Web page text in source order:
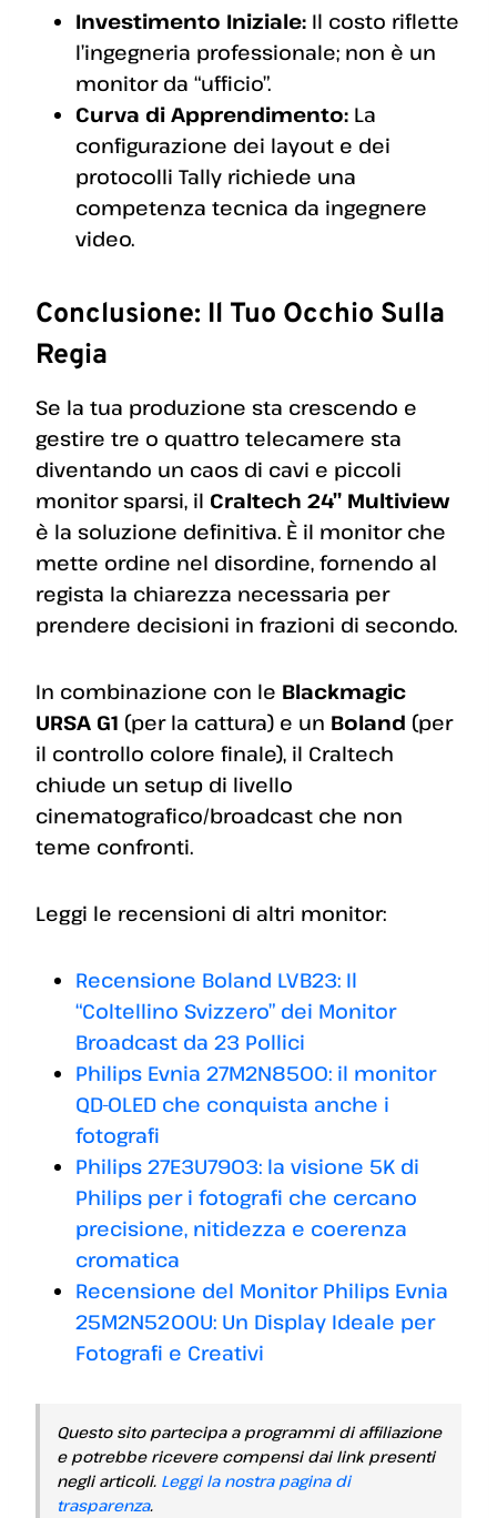
Investimento Iniziale: Il costo riflette
l’ingegneria professionale; non è un
monitor da “ufficio”.
Curva di Apprendimento: La
configurazione dei layout e dei
protocolli Tally richiede una
competenza tecnica da ingegnere
video.
Conclusione: Il Tuo Occhio Sulla
Regia
Se la tua produzione sta crescendo e
gestire tre o quattro telecamere sta
diventando un caos di cavi e piccoli
monitor sparsi, il Craltech 24” Multiview
è la soluzione definitiva. È il monitor che
mette ordine nel disordine, fornendo al
regista la chiarezza necessaria per
prendere decisioni in frazioni di secondo.
In combinazione con le Blackmagic
URSA G1 (per la cattura) e un Boland (per
il controllo colore finale), il Craltech
chiude un setup di livello
cinematografico/broadcast che non
teme confronti.
Leggi le recensioni di altri monitor:
Recensione Boland LVB23: Il
“Coltellino Svizzero” dei Monitor
Broadcast da 23 Pollici
Philips Evnia 27M2N8500: il monitor
QD-OLED che conquista anche i
fotografi
Philips 27E3U7903: la visione 5K di
Philips per i fotografi che cercano
precisione, nitidezza e coerenza
cromatica
Recensione del Monitor Philips Evnia
25M2N5200U: Un Display Ideale per
Fotografi e Creativi
Questo sito partecipa a programmi di affiliazione
e potrebbe ricevere compensi dai link presenti
negli articoli. Leggi la nostra pagina di
trasparenza.